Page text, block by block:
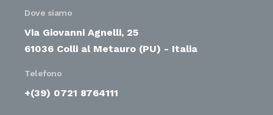
Dove siamo
Via Giovanni Agnelli, 25
61036 Colli al Metauro (PU) - Italia
Telefono
+(39) 0721 8764111